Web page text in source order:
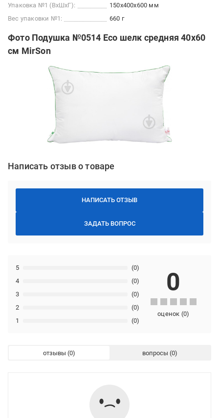
Упаковка №1 (ВхШхГ):
150x400x600 мм
Вес упаковки №1:
660 г
Фото Подушка №0514 Eco шелк средняя 40x60
см MirSon
Написать отзыв о товаре
НАПИСАТЬ ОТЗЫВ
ЗАДАТЬ ВОПРОС
1 (0)
2 (0)
3 (0)
4 (0)
5 (0)
0
оценок (0)
отзывы вопросы